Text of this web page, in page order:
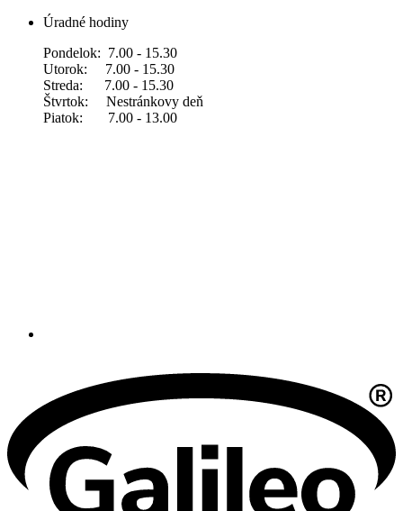
Úradné hodiny
Pondelok: 7.00 - 15.30
Utorok: 7.00 - 15.30
Streda: 7.00 - 15.30
Štvrtok: Nestránkovy deň
Piatok: 7.00 - 13.00